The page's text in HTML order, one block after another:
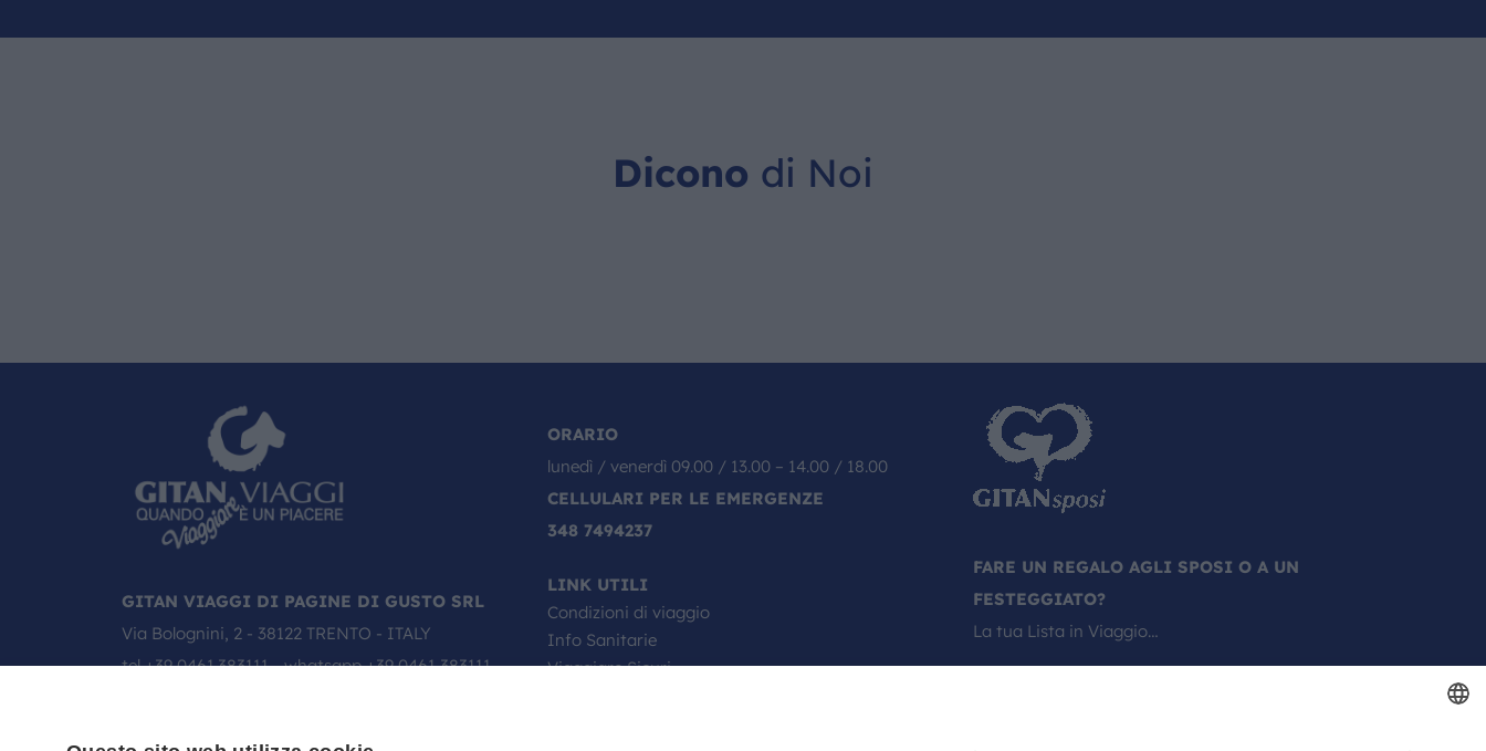
Dicono di Noi
GITAN VIAGGI DI PAGINE DI GUSTO SRL
Via Bolognini, 2 - 38122 TRENTO - ITALY
tel+39 0461.383111- whatsapp+39 0461 383111
ORARIO
lunedì / venerdì 09.00 / 13.00 – 14.00 / 18.00
CELLULARI PER LE EMERGENZE
348 7494237
LINK UTILI
Condizioni di viaggio
Info Sanitarie
Viaggiare Sicuri
FARE UN REGALO AGLI SPOSI O A UN
FESTEGGIATO?
La tua Lista in Viaggio…